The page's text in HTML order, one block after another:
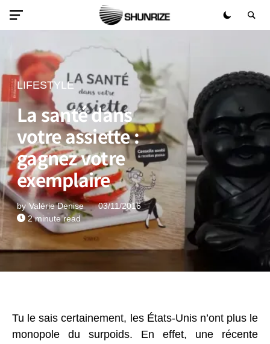
LIFESTYLE
La santé dans
votre assiette :
gagnez votre
exemplaire
by Valérie Denise
03/11/2016
2 minute read
Tu le sais certainement, les États-Unis n’ont plus le
monopole du surpoids. En effet, une récente